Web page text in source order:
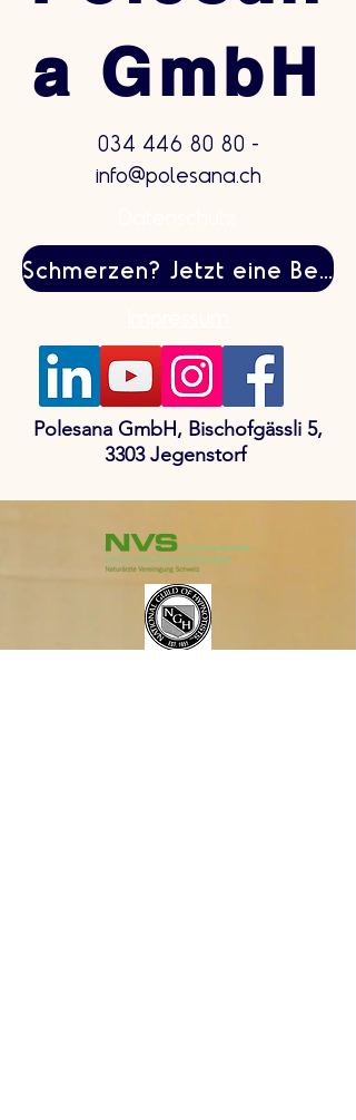
a GmbH
034 446 80 80 -
info@polesana.ch
Schmerzen? Jetzt eine Behandlung buchen
Polesana GmbH, Bischofgässli 5,
3303 Jegenstorf